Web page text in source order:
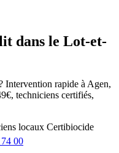
dans le Lot-et-
Intervention rapide à Agen,
techniciens certifiés,
locaux Certibiocide
00